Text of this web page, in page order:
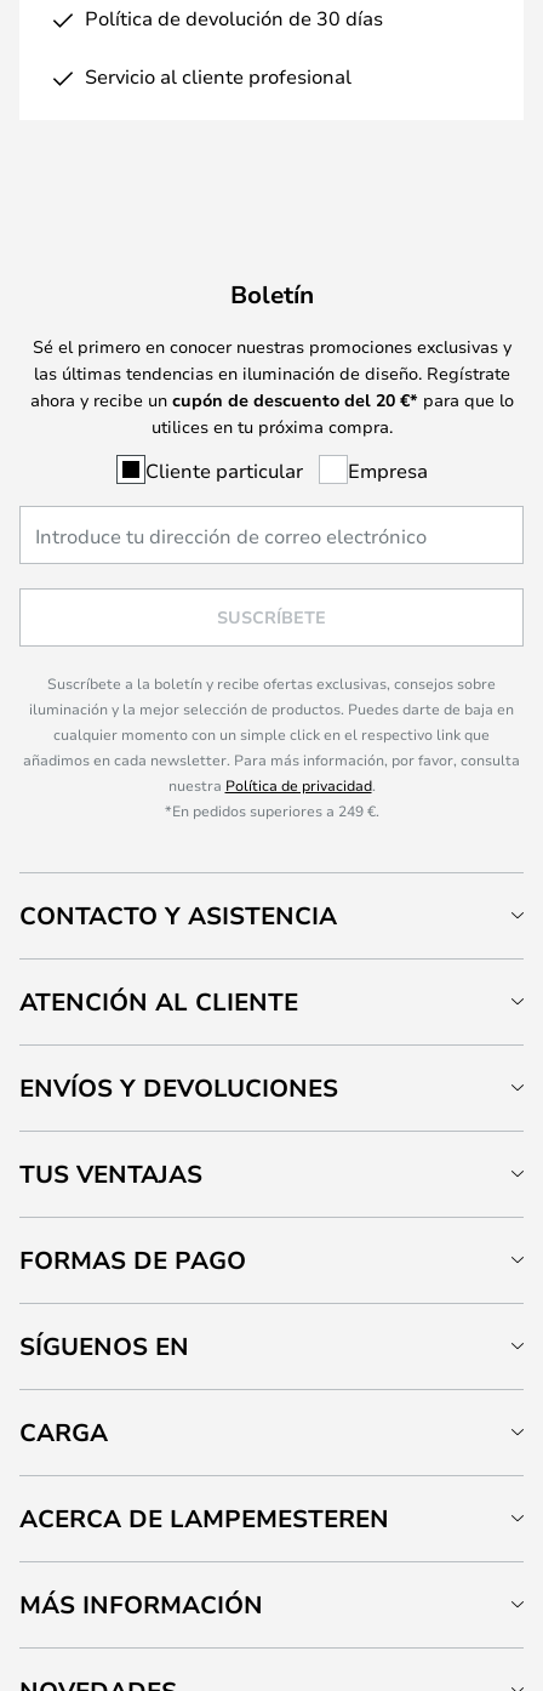
Política de devolución de 30 días
Servicio al cliente profesional
Boletín
Sé el primero en conocer nuestras promociones exclusivas y
las últimas tendencias en iluminación de diseño. Regístrate
ahora y recibe un cupón de descuento del 20 €* para que lo
utilices en tu próxima compra.
Cliente particular Empresa
SUSCRÍBETE
Suscríbete a la boletín y recibe ofertas exclusivas, consejos sobre
iluminación y la mejor selección de productos. Puedes darte de baja en
cualquier momento con un simple click en el respectivo link que
añadimos en cada newsletter. Para más información, por favor, consulta
nuestra Política de privacidad.
*En pedidos superiores a 249 €.
CONTACTO Y ASISTENCIA
ATENCIÓN AL CLIENTE
ENVÍOS Y DEVOLUCIONES
TUS VENTAJAS
FORMAS DE PAGO
SÍGUENOS EN
CARGA
ACERCA DE LAMPEMESTEREN
MÁS INFORMACIÓN